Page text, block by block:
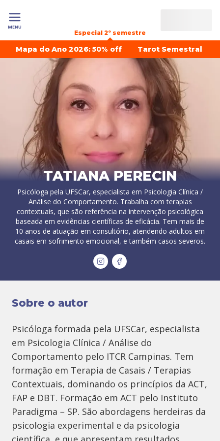
MENU
Especial 2º semestre
Mapa do Ano 2026: 50% off Tarot Semestral
TATIANA PERECIN
Psicóloga pela UFSCar, especialista em Psicologia Clínica /
Análise do Comportamento. Trabalha com terapias
contextuais, que são referência na intervenção psicológica
baseada em evidências científicas de eficácia. Tem mais de
10 anos de atuação em consultório, atendendo adultos em
casais em sofrimento emocional, e também casos severos.
Sobre o autor
Psicóloga formada pela UFSCar, especialista
em Psicologia Clínica / Análise do
Comportamento pelo ITCR Campinas. Tem
formação em Terapia de Casais / Terapias
Contextuais, dominando os princípios da ACT,
FAP e DBT. Formação em ACT pelo Instituto
Paradigma – SP. São abordagens herdeiras da
psicologia experimental e da psicologia